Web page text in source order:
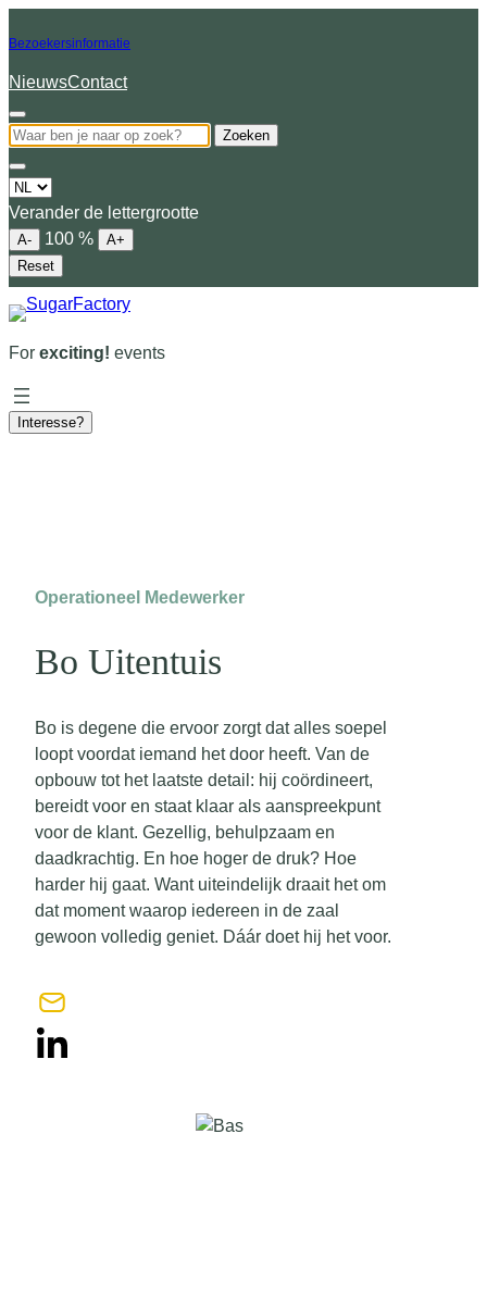
Bezoekersinformatie
NieuwsContact
Zoeken
Choose
a
language
Verander de lettergrootte
A- 100 %
A+
Reset
For exciting! events
Interesse?
Operationeel Medewerker
Bo Uitentuis
Bo is degene die ervoor zorgt dat alles soepel
loopt voordat iemand het door heeft. Van de
opbouw tot het laatste detail: hij coördineert,
bereidt voor en staat klaar als aanspreekpunt
voor de klant. Gezellig, behulpzaam en
daadkrachtig. En hoe hoger de druk? Hoe
harder hij gaat. Want uiteindelijk draait het om
dat moment waarop iedereen in de zaal
gewoon volledig geniet. Dáár doet hij het voor.